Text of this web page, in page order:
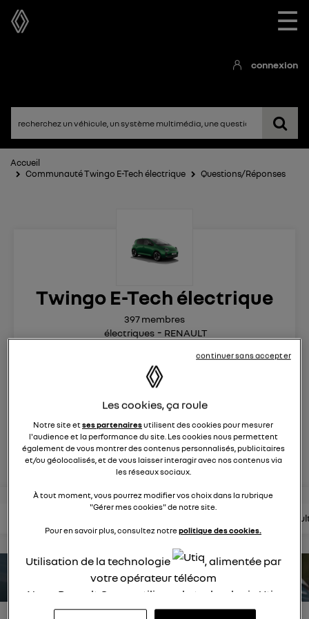
☰
connexion
Accueil
Communauté Twingo E-Tech électrique
Questions/Réponses
Twingo E-Tech électrique
électriques RENAULT
397membres
la reine des citadines encore plus branchée !
posez une question
rejoignez
estimez votre autonomie
Les cookies, ça roule
Notre site etses partenairesutilisent des cookies pour mesurer
l'audience et la performance du site. Les cookies nous permettent
également de vous montrer des contenus personnalisés, publicitaires
et/ou géolocalisés, et de vous laisser interagir avec nos contenus via
les réseaux sociaux.
À tout moment, vous pourrez modifier vos choix dans la rubrique
"Gérer mes cookies" de notre site.
Pour en savoir plus, consultez notrepolitique des cookies.
Utilisation de la technologie
, alimentée par
votre opérateur télécom
Nous, Renault Group, utilisons la technologie Utiq
pour nos activités digitales (telles que décrites
continuer sans accepter